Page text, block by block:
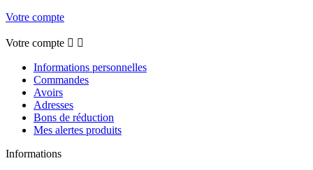
Votre compte
Votre compte  
Informations personnelles
Commandes
Avoirs
Adresses
Bons de réduction
Mes alertes produits
Informations